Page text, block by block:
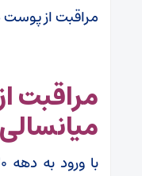
مراقبت از پوست
مراقبت
میانسالی (۳۰ تا